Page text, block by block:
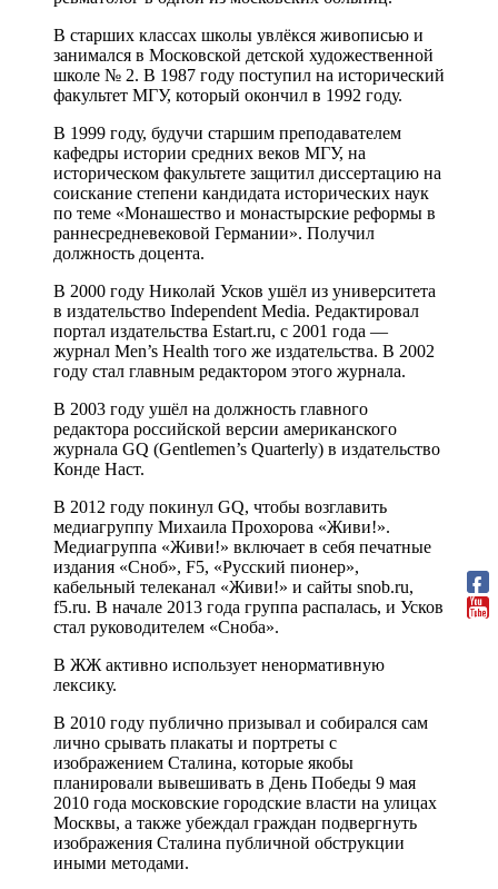
В старших классах школы увлёкся живописью и
занимался в Московской детской художественной
школе № 2. В 1987 году поступил на исторический
факультет МГУ, который окончил в 1992 году.
В 1999 году, будучи старшим преподавателем
кафедры истории средних веков МГУ, на
историческом факультете защитил диссертацию на
соискание степени кандидата исторических наук
по теме «Монашество и монастырские реформы в
раннесредневековой Германии». Получил
должность доцента.
В 2000 году Николай Усков ушёл из университета
в издательство Independent Media. Редактировал
портал издательства Estart.ru, с 2001 года —
журнал Men’s Health того же издательства. В 2002
году стал главным редактором этого журнала.
В 2003 году ушёл на должность главного
редактора российской версии американского
журнала GQ (Gentlemen’s Quarterly) в издательство
Конде Наст.
В 2012 году покинул GQ, чтобы возглавить
медиагруппу Михаила Прохорова «Живи!».
Медиагруппа «Живи!» включает в себя печатные
издания «Сноб», F5, «Русский пионер»,
кабельный телеканал «Живи!» и сайты snob.ru,
f5.ru. В начале 2013 года группа распалась, и Усков
стал руководителем «Сноба».
В ЖЖ активно использует ненормативную
лексику.
В 2010 году публично призывал и собирался сам
лично срывать плакаты и портреты с
изображением Сталина, которые якобы
планировали вывешивать в День Победы 9 мая
2010 года московские городские власти на улицах
Москвы, а также убеждал граждан подвергнуть
изображения Сталина публичной обструкции
иными методами.